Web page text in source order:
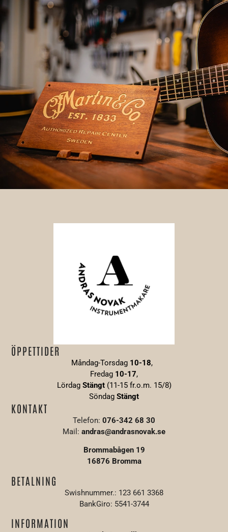
ÖPPETTIDER
Måndag-Torsdag 10-18,
Fredag 10-17,
Lördag Stängt (11-15 fr.o.m. 15/8)
Söndag Stängt
KONTAKT
Telefon: 076-342 68 30
Mail: andras@andrasnovak.se
Brommabågen 19
16876 Bromma
BETALNING
Swishnummer.: 123 661 3368
BankGiro: 5541-3744
INFORMATION